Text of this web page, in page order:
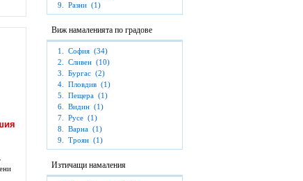
9.
Разни (1)
Виж намаленията по градове
1. София (34)
2.
Сливен (10)
3.
Бургас (2)
4.
Пловдив (1)
5.
Пещера (1)
6.
Видин (1)
7.
Русе (1)
8.
Варна (1)
9.
Троян (1)
Изтичащи намаления